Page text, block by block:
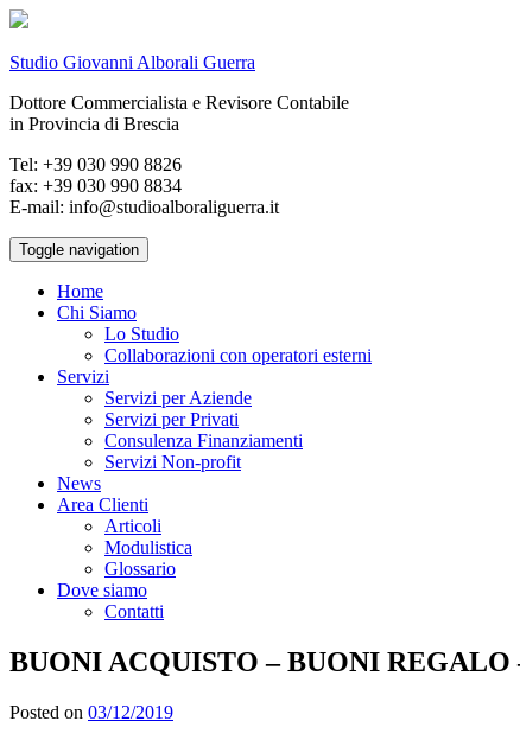
Studio Giovanni Alborali Guerra
Dottore Commercialista e Revisore Contabile
in Provincia di Brescia
Tel: +39 030 990 8826
fax: +39 030 990 8834
E-mail: info@studioalboraliguerra.it
Toggle navigation
Home
Chi Siamo
Lo Studio
Collaborazioni con operatori esterni
Servizi
Servizi per Aziende
Servizi per Privati
Consulenza Finanziamenti
Servizi Non-profit
News
Area Clienti
Articoli
Modulistica
Glossario
Dove siamo
Contatti
BUONI ACQUISTO – BUONI REGALO
Posted on 03/12/2019